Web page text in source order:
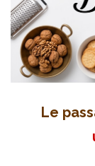
Le